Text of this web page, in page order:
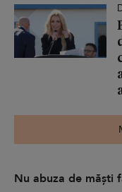
Nu abuza de măști